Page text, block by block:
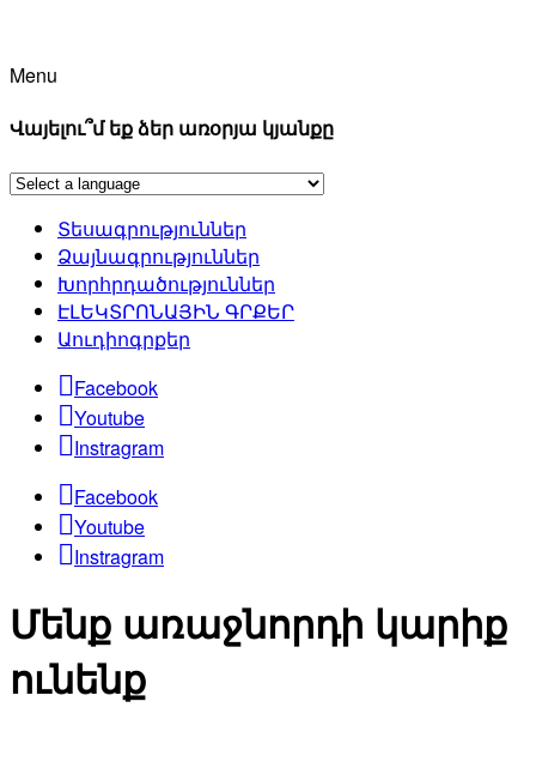
Menu
Վայելու՞մ եք ձեր առօրյա կյանքը
Տեսագրություններ
Ձայնագրություններ
Խորհրդածություններ
ԷԼԵԿՏՐՈՆԱՅԻՆ ԳՐՔԵՐ
Աուդիոգրքեր
Facebook
Youtube
Instragram
Facebook
Youtube
Instragram
Մենք առաջնորդի կարիք
ունենք